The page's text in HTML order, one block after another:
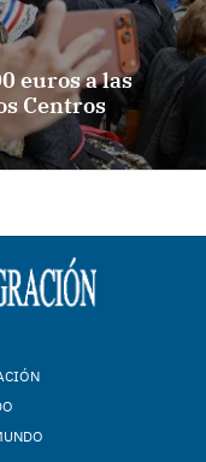
euros a las
Centros